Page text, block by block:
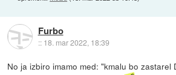
Furbo
:: 18. mar 2022, 18:39
No ja izbiro imamo med: "kmalu bo zastarel